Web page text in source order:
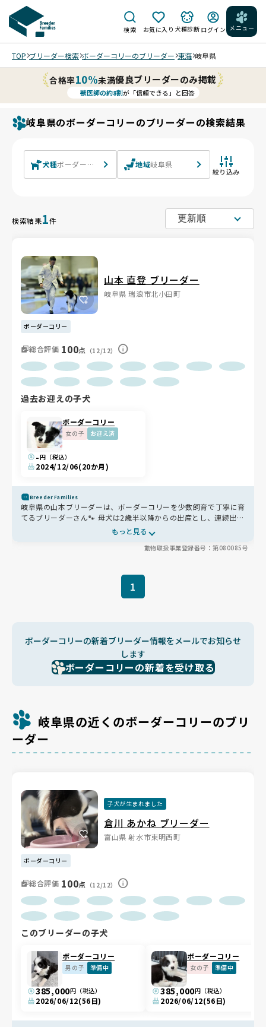
検索 お気に入り 犬種診断 ログイン メニュー
TOP ブリーダー検索 ボーダーコリーのブリーダー 東海 岐阜県
合格率10%未満優良ブリーダーのみ掲載
獣医師の約8割が「信頼できる」と回答
岐阜県のボーダーコリーのブリーダーの検索結果
犬種ボーダーコリー 地域岐阜県
絞り込み
検索結果1件
山本 直登 ブリーダー
岐阜県 瑞浪市北小田町
ボーダーコリー
総合評価 100点 （12/12）
過去お迎えの子犬
ボーダーコリー
女の子 お迎え済
-円（税込）
2024/12/06(20か月)
Breeder Families
岐阜県の山本ブリーダーは、ボーダーコリーを少数飼育で丁寧に育
てるブリーダーさん🐾 母犬は2歳半以降からの出産とし、連続出産
は避けるなど、心身への負担にしっかり配慮。 スタンダードを重
視したブリーディングで、海外の優良血統を受け継ぎ、ドッグショ
もっと見る
動物取扱事業登録番号：第080085号
1
ボーダーコリーの新着ブリーダー情報をメールでお知らせ
します
ボーダーコリーの新着を受け取る
岐阜県の近くのボーダーコリーのブリ
ーダー
子犬が生まれました
倉川 あかね ブリーダー
富山県 射水市東明西町
ボーダーコリー
総合評価 100点 （12/12）
このブリーダーの子犬
ボーダーコリー
男の子 準備中
385,000円（税込）
2026/06/12(56日)
ボーダーコリー
女の子 準備中
385,000円（税込）
2026/06/12(56日)